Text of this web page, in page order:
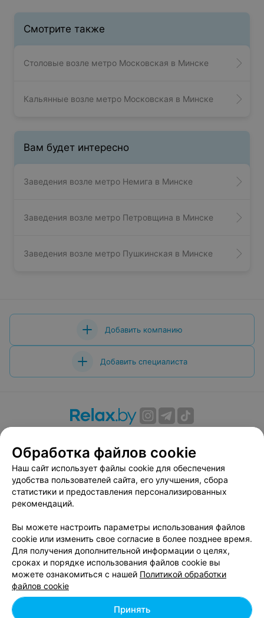
Смотрите также
Столовые возле метро Московская в Минске
Кальянные возле метро Московская в Минске
Вам будет интересно
Заведения возле метро Немига в Минске
Заведения возле метро Петровщина в Минске
Заведения возле метро Пушкинская в Минске
Добавить компанию
Добавить специалиста
Вакансии
Публичный договор
Способы оплаты
Публичный договор по использованию сервиса
«Афиша»
Пользовательское соглашение
Связаться по вопросам сотрудничества
Написать руководителю relax.by
Персональные настройки cookie
Обработка персональных данных
Обработка файлов cookie
Наш сайт использует файлы cookie для обеспечения
удобства пользователей сайта, его улучшения, сбора
статистики и предоставления персонализированных
рекомендаций.
Вы можете настроить параметры использования файлов
cookie или изменить свое согласие в более позднее время.
Для получения дополнительной информации о целях,
сроках и порядке использования файлов cookie вы
можете ознакомиться с нашей Политикой обработки
файлов cookie
Принять